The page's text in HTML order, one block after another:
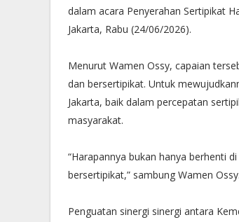
dalam acara Penyerahan Sertipikat
Jakarta, Rabu (24/06/2026).
Menurut Wamen Ossy, capaian
dan bersertipikat. Untuk
Jakarta, baik dalam percepatan
masyarakat.
“Harapannya bukan hanya berhenti
bersertipikat,” sambung Wamen Ossy.
Penguatan sinergi sinergi antara